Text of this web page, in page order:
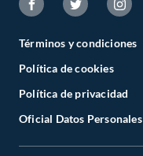
Términos y condiciones
Política de cookies
Política de privacidad
Oficial Datos Personales